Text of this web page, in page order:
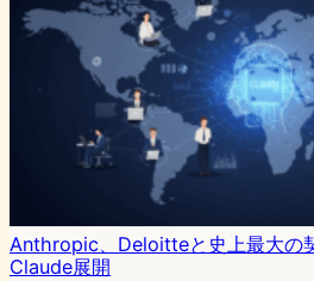
Anthropic、Deloitteと史上最大の
Claude展開